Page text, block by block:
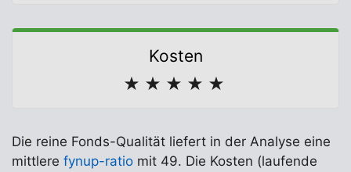
Kosten
★ ★ ★ ★ ★
Die reine Fonds-Qualität liefert in der Analyse eine
mittlere fynup-ratio mit 49. Die Kosten (laufende